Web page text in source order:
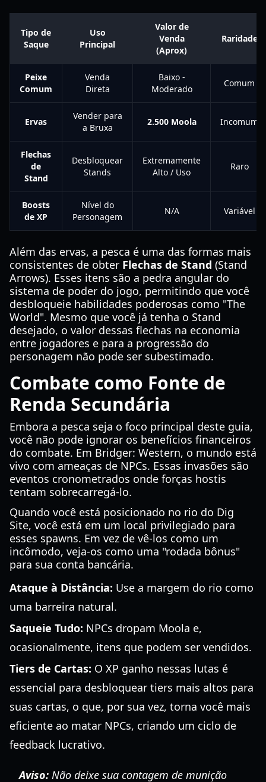
Tipo de
Saque
Uso
Principal
Valor de
Venda
(Aprox)
Raridade
Peixe
Comum
Venda
Direta
Baixo -
Moderado
Comum
Ervas
Vender para
a Bruxa
2.500 Moola Incomum
Flechas
de
Stand
Desbloquear
Stands
Extremamente
Alto / Uso
Raro
Boosts
de XP
Nível do
Personagem
N/A Variável
Além das ervas, a pesca é uma das formas mais
consistentes de obter Flechas de Stand (Stand
Arrows). Esses itens são a pedra angular do
sistema de poder do jogo, permitindo que você
desbloqueie habilidades poderosas como "The
World". Mesmo que você já tenha o Stand
desejado, o valor dessas flechas na economia
entre jogadores e para a progressão do
personagem não pode ser subestimado.
Combate como Fonte de
Renda Secundária
Embora a pesca seja o foco principal deste guia,
você não pode ignorar os benefícios financeiros
do combate. Em Bridger: Western, o mundo está
vivo com ameaças de NPCs. Essas invasões são
eventos cronometrados onde forças hostis
tentam sobrecarregá-lo.
Quando você está posicionado no rio do Dig
Site, você está em um local privilegiado para
esses spawns. Em vez de vê-los como um
incômodo, veja-os como uma "rodada bônus"
para sua conta bancária.
Ataque à Distância: Use a margem do rio como
uma barreira natural.
Saqueie Tudo: NPCs dropam Moola e,
ocasionalmente, itens que podem ser vendidos.
Tiers de Cartas: O XP ganho nessas lutas é
essencial para desbloquear tiers mais altos para
suas cartas, o que, por sua vez, torna você mais
eficiente ao matar NPCs, criando um ciclo de
feedback lucrativo.
Aviso: Não deixe sua contagem de munição